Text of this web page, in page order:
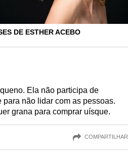
DE ESTHER ACEBO
Ela não participa de
não lidar com as pessoas.
grana para comprar uísque.
COMPARTILHAR